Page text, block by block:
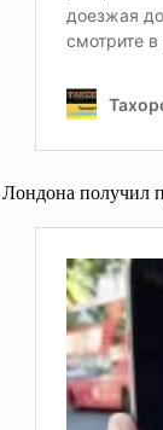
получил